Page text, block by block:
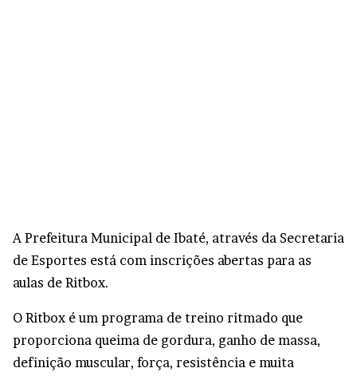
A Prefeitura Municipal de Ibaté, através da Secretaria
de Esportes está com inscrições abertas para as
aulas de Ritbox.
O Ritbox é um programa de treino ritmado que
proporciona queima de gordura, ganho de massa,
definição muscular, força, resistência e muita